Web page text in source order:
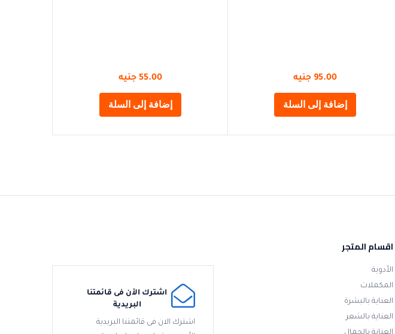
95.00 جنيه
إضافة إلى السلة
55.00 جنيه
إضافة إلى السلة
اقسام المتجر
الأدوية
المكملات
العناية بالبشرة
العناية بالشعر
اشترك الأن فى قائمتنا
البريدية
اشترك الان فى قائمتنا البريدية